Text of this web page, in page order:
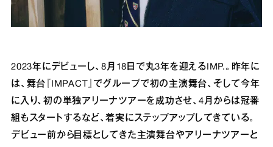
2023年にデビューし、8月18日で丸3年を迎えるIMP.。昨年に
は、舞台『IMPACT』でグループで初の主演舞台、そして今年
に入り、初の単独アリーナツアーを成功させ、4月からは冠番
組もスタートするなど、着実にステップアップしてきている。
デビュー前から目標としてきた主演舞台やアリーナツアーと